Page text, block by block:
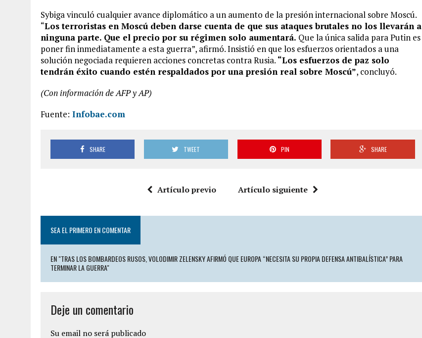
Sybiga vinculó cualquier avance diplomático a un aumento de la presión internacional sobre Moscú.
“Los terroristas en Moscú deben darse cuenta de que sus ataques brutales no los llevarán a
ninguna parte. Que el precio por su régimen solo aumentará. Que la única salida para Putin es
poner fin inmediatamente a esta guerra”, afirmó. Insistió en que los esfuerzos orientados a una
solución negociada requieren acciones concretas contra Rusia. “Los esfuerzos de paz solo
tendrán éxito cuando estén respaldados por una presión real sobre Moscú”, concluyó.
(Con información de AFP y AP)
Fuente: Infobae.com
SHARE TWEET PIN SHARE
Artículo previo Artículo siguiente
SEA EL PRIMERO EN COMENTAR
EN "TRAS LOS BOMBARDEOS RUSOS, VOLODIMIR ZELENSKY AFIRMÓ QUE EUROPA “NECESITA SU PROPIA DEFENSA ANTIBALÍSTICA” PARA
TERMINAR LA GUERRA"
Deje un comentario
Su email no será publicado